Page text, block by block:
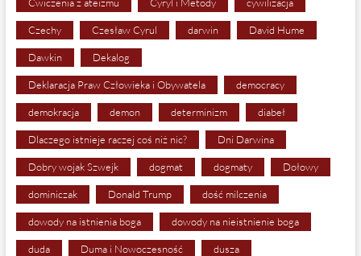
Czechy Czesław Cyrul darwin David Hume
Dawkin Dekalog
Deklaracja Praw Człowieka i Obywatela democracy
demokracja demon determinizm diabeł
Dlaczego istnieje raczej coś niż nic? Dni Darwina
Dobry wojak Szwejk dogmat dogmaty Dołowy
dominiczak Donald Trump dość milczenia
dowody na istnienia boga dowody na nieistnienie boga
duda Duma i Nowoczesność dusza